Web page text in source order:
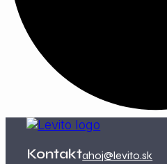
Kontaktahoj@levito.sk